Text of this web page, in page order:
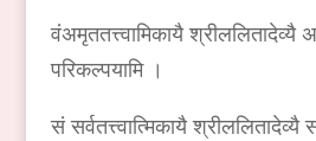
वंअमृततत्त्वामिकायै श्रीललितादेव्यै
परिकल्पयामि ।
सं सर्वतत्त्वात्मिकायै श्रीललितादेव्यै